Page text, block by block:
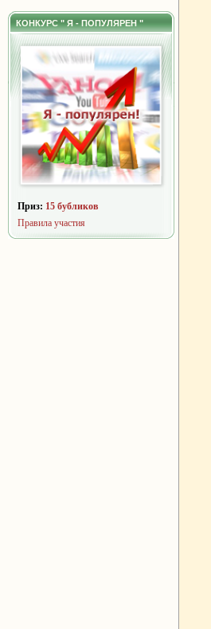
КОНКУРС " Я - ПОПУЛЯРЕН "
Приз: 15 бубликов
Правила участия